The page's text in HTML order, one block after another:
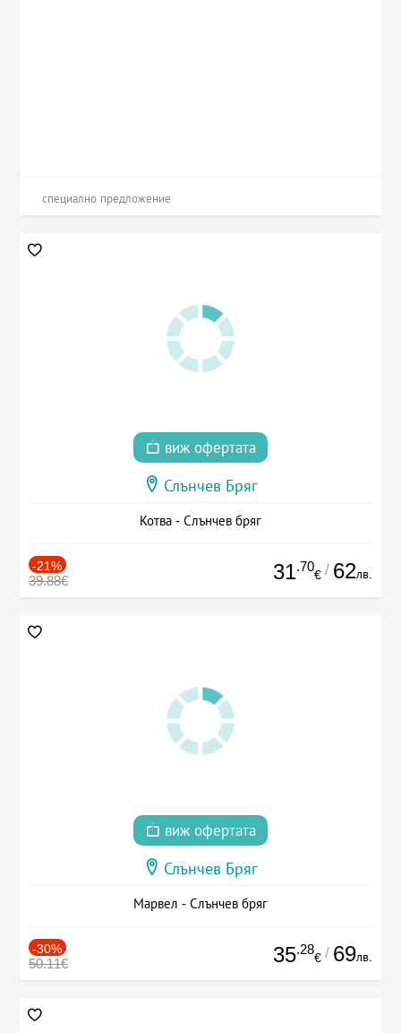
специално предложение
виж офертата
Слънчев Бряг
Котва - Слънчев бряг
-21%
39.88€ 31.70
€ / 62лв.
виж офертата
Слънчев Бряг
Марвел - Слънчев бряг
-30%
50.11€ 35.28
€ / 69лв.